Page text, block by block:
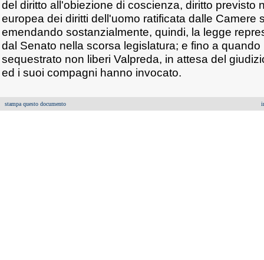
del diritto all'obiezione di coscienza, diritto previsto
europea dei diritti dell'uomo ratificata dalle Camere
emendando sostanzialmente, quindi, la legge
dal Senato nella scorsa legislatura; e fino a
sequestrato non liberi Valpreda, in attesa del
ed i suoi compagni hanno invocato.
stampa questo documento